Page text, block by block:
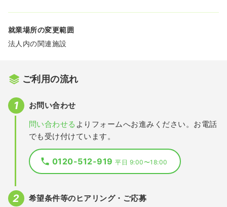
就業場所の変更範囲
法人内の関連施設
ご利用の流れ
お問い合わせ
問い合わせる よりフォームへお進みください。お電話
でも受け付けています。
0120-512-919平日 9:00〜18:00
希望条件等のヒアリング・ご応募